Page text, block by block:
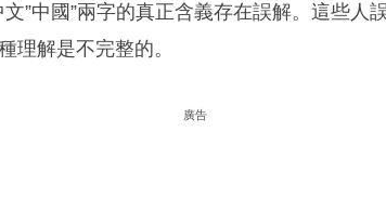
”中國”兩字的真正含義存在誤解。這些人
理解是不完整的。
廣告